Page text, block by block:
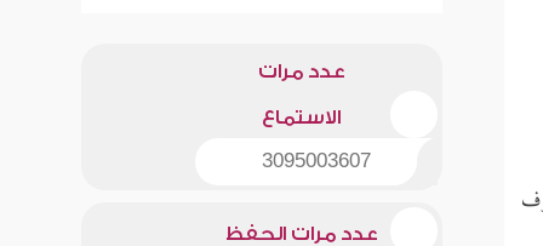
عدد مرات
الاستماع
3095003607
عدد مرات الحفظ